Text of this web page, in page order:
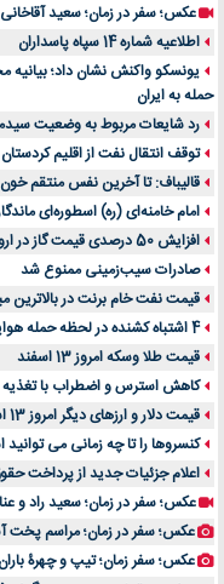
عکس؛ سفر در زمان؛ سعید آقاخانی
اطلاعیه شماره 14 سپاه پاسداران
یونسکو واکنش نشان داد؛ بیانیه
حمله به ایران
رد شایعات مربوط به وضعیت
توقف انتقال نفت از اقلیم کردستان
قالیباف: تا آخرین نفس منتقم خون
امام خامنه‌ای (ره) اسطوره‌ای
افزایش 50 درصدی قیمت گاز در اروپا
صادرات سیب‌زمینی ممنوع شد
قیمت نفت خام برنت در بالاترین
4 اشتباه کشنده در لحظه حمله هوایی و انفجار/ چگونه از خود محافظت کنیم؟
قیمت طلا وسکه امروز 13 اسفند
کاهش استرس و اضطراب با تغذیه مناسب؛
قیمت دلار و ارزهای دیگر امروز 13 اسفند
کنسروها را تا چه زمانی می توانید
اعلام جزئیات جدید از پرداخت
عکس؛ سفر در زمان؛ سعید راد و
عکس؛ سفر در زمان؛ مراسم پخت
عکس؛ سفر زمان؛ تیپ و چهرۀ باران